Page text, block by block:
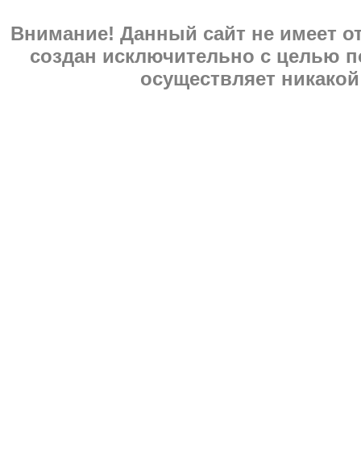
Внимание! Данный сайт не имеет
создан исключительно с целью
осуществляет